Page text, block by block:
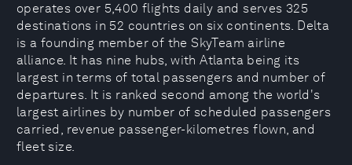
operates over 5,400 flights daily and serves 325
destinations in 52 countries on six continents. Delta
is a founding member of the SkyTeam airline
alliance. It has nine hubs, with Atlanta being its
largest in terms of total passengers and number of
departures. It is ranked second among the world's
largest airlines by number of scheduled passengers
carried, revenue passenger-kilometres flown, and
fleet size.